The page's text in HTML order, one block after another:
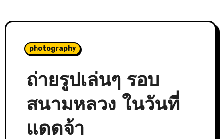
photography
ถ่ายรูปเล่นๆ รอบ
สนามหลวง ในวันที่
แดดจ้า